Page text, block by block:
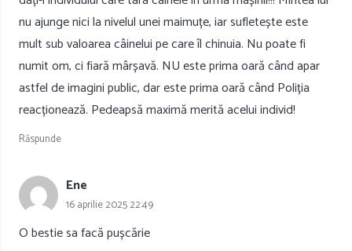
nu ajunge nici la nivelul unei maimuțe, iar sufletește este
mult sub valoarea câinelui pe care îl chinuia. Nu poate fi
numit om, ci fiară mârșavă. NU este prima oară când apar
astfel de imagini public, dar este prima oară când Poliția
reacționează. Pedeapsă maximă merită acelui individ!
Răspunde
Ene
16 aprilie 2025 22:49
O bestie sa facă pușcărie